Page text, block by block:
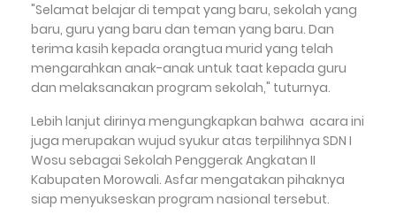
"Selamat belajar di tempat yang baru, sekolah yang
baru, guru yang baru dan teman yang baru. Dan
terima kasih kepada orangtua murid yang telah
mengarahkan anak-anak untuk taat kepada guru
dan melaksanakan program sekolah," tuturnya.
Lebih lanjut dirinya mengungkapkan bahwa acara ini
juga merupakan wujud syukur atas terpilihnya SDN I
Wosu sebagai Sekolah Penggerak Angkatan II
Kabupaten Morowali. Asfar mengatakan pihaknya
siap menyukseskan program nasional tersebut.